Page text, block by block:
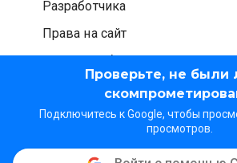
Проверьте, не были
Подключитесь к Google, чтобы
просмотров.
Разработчика
Права на сайт
Проверка безопасности